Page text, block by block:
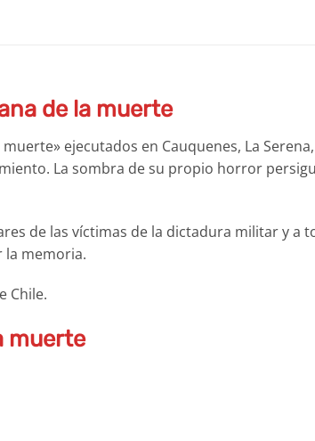
de la muerte
ejecutados en Cauquenes, La
La sombra de su propio horror
de las víctimas de la dictadura militar y a
la memoria.
Chile.
muerte